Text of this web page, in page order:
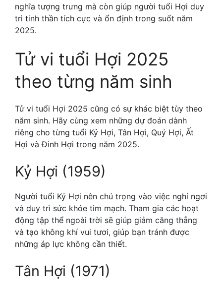
nghĩa tượng trưng mà còn giúp người tuổi Hợi duy
trì tinh thần tích cực và ổn định trong suốt năm
2025.
Tử vi tuổi Hợi 2025
theo từng năm sinh
Tử vi tuổi Hợi 2025 cũng có sự khác biệt tùy theo
năm sinh. Hãy cùng xem những dự đoán dành
riêng cho từng tuổi Kỷ Hợi, Tân Hợi, Quý Hợi, Ất
Hợi và Đinh Hợi trong năm 2025.
Kỷ Hợi (1959)
Người tuổi Kỷ Hợi nên chú trọng vào việc nghỉ ngơi
và duy trì sức khỏe tim mạch. Tham gia các hoạt
động tập thể ngoài trời sẽ giúp giảm căng thẳng
và tạo không khí vui tươi, giúp bạn tránh được
những áp lực không cần thiết.
Tân Hợi (1971)